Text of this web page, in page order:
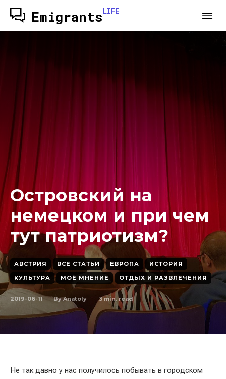
EmigrantsLIFE
Островский на
немецком и при чем
тут патриотизм?
АВСТРИЯ ВСЕ СТАТЬИ ЕВРОПА
ИСТОРИЯ
КУЛЬТУРА
МОЁ МНЕНИЕ ОТДЫХ И РАЗВЛЕЧЕНИЯ
2019-06-11 By Anatoly 3min. read
Не так давно у нас получилось побывать в городском